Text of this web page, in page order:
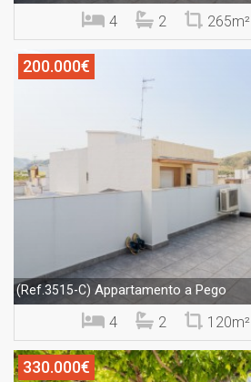
4 2 265m²
200.000€
(Ref.3515-C) Appartamento a Pego
4 2 120m²
330.000€